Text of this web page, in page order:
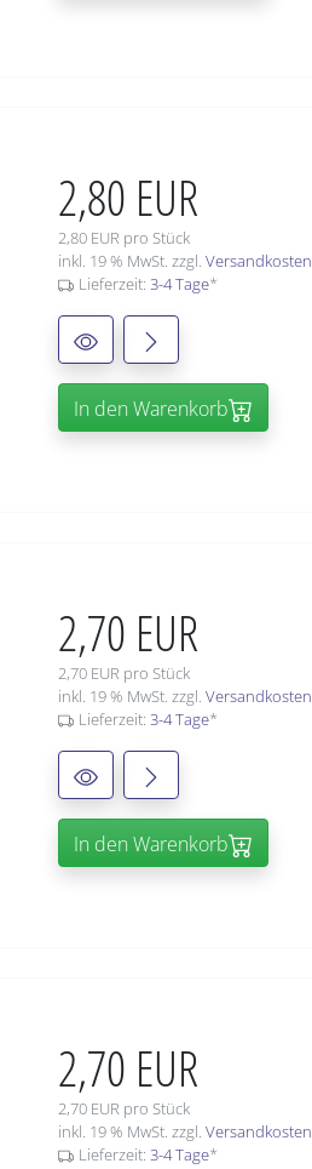
2,80 EUR
2,80 EUR pro Stück
inkl. 19 % MwSt. zzgl. Versandkosten
Lieferzeit: 3-4 Tage*
In den Warenkorb
2,70 EUR
2,70 EUR pro Stück
inkl. 19 % MwSt. zzgl. Versandkosten
Lieferzeit: 3-4 Tage*
In den Warenkorb
2,70 EUR
2,70 EUR pro Stück
inkl. 19 % MwSt. zzgl. Versandkosten
Lieferzeit: 3-4 Tage*